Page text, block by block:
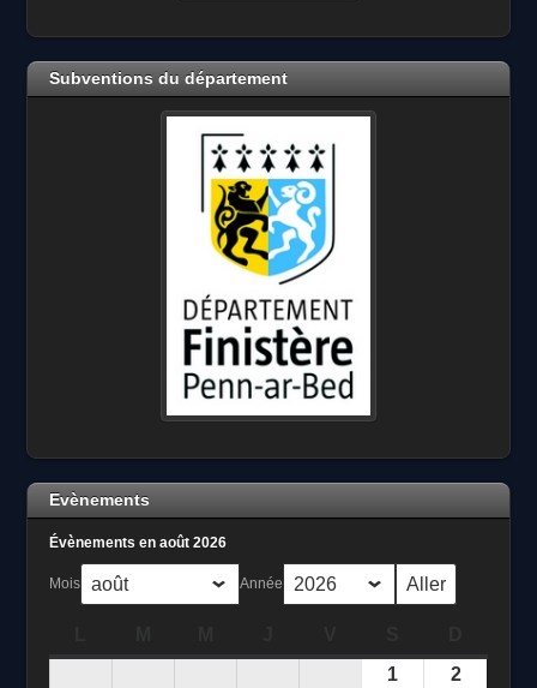
Subventions du département
Evènements
Évènements en août 2026
Mois Année
1
2août